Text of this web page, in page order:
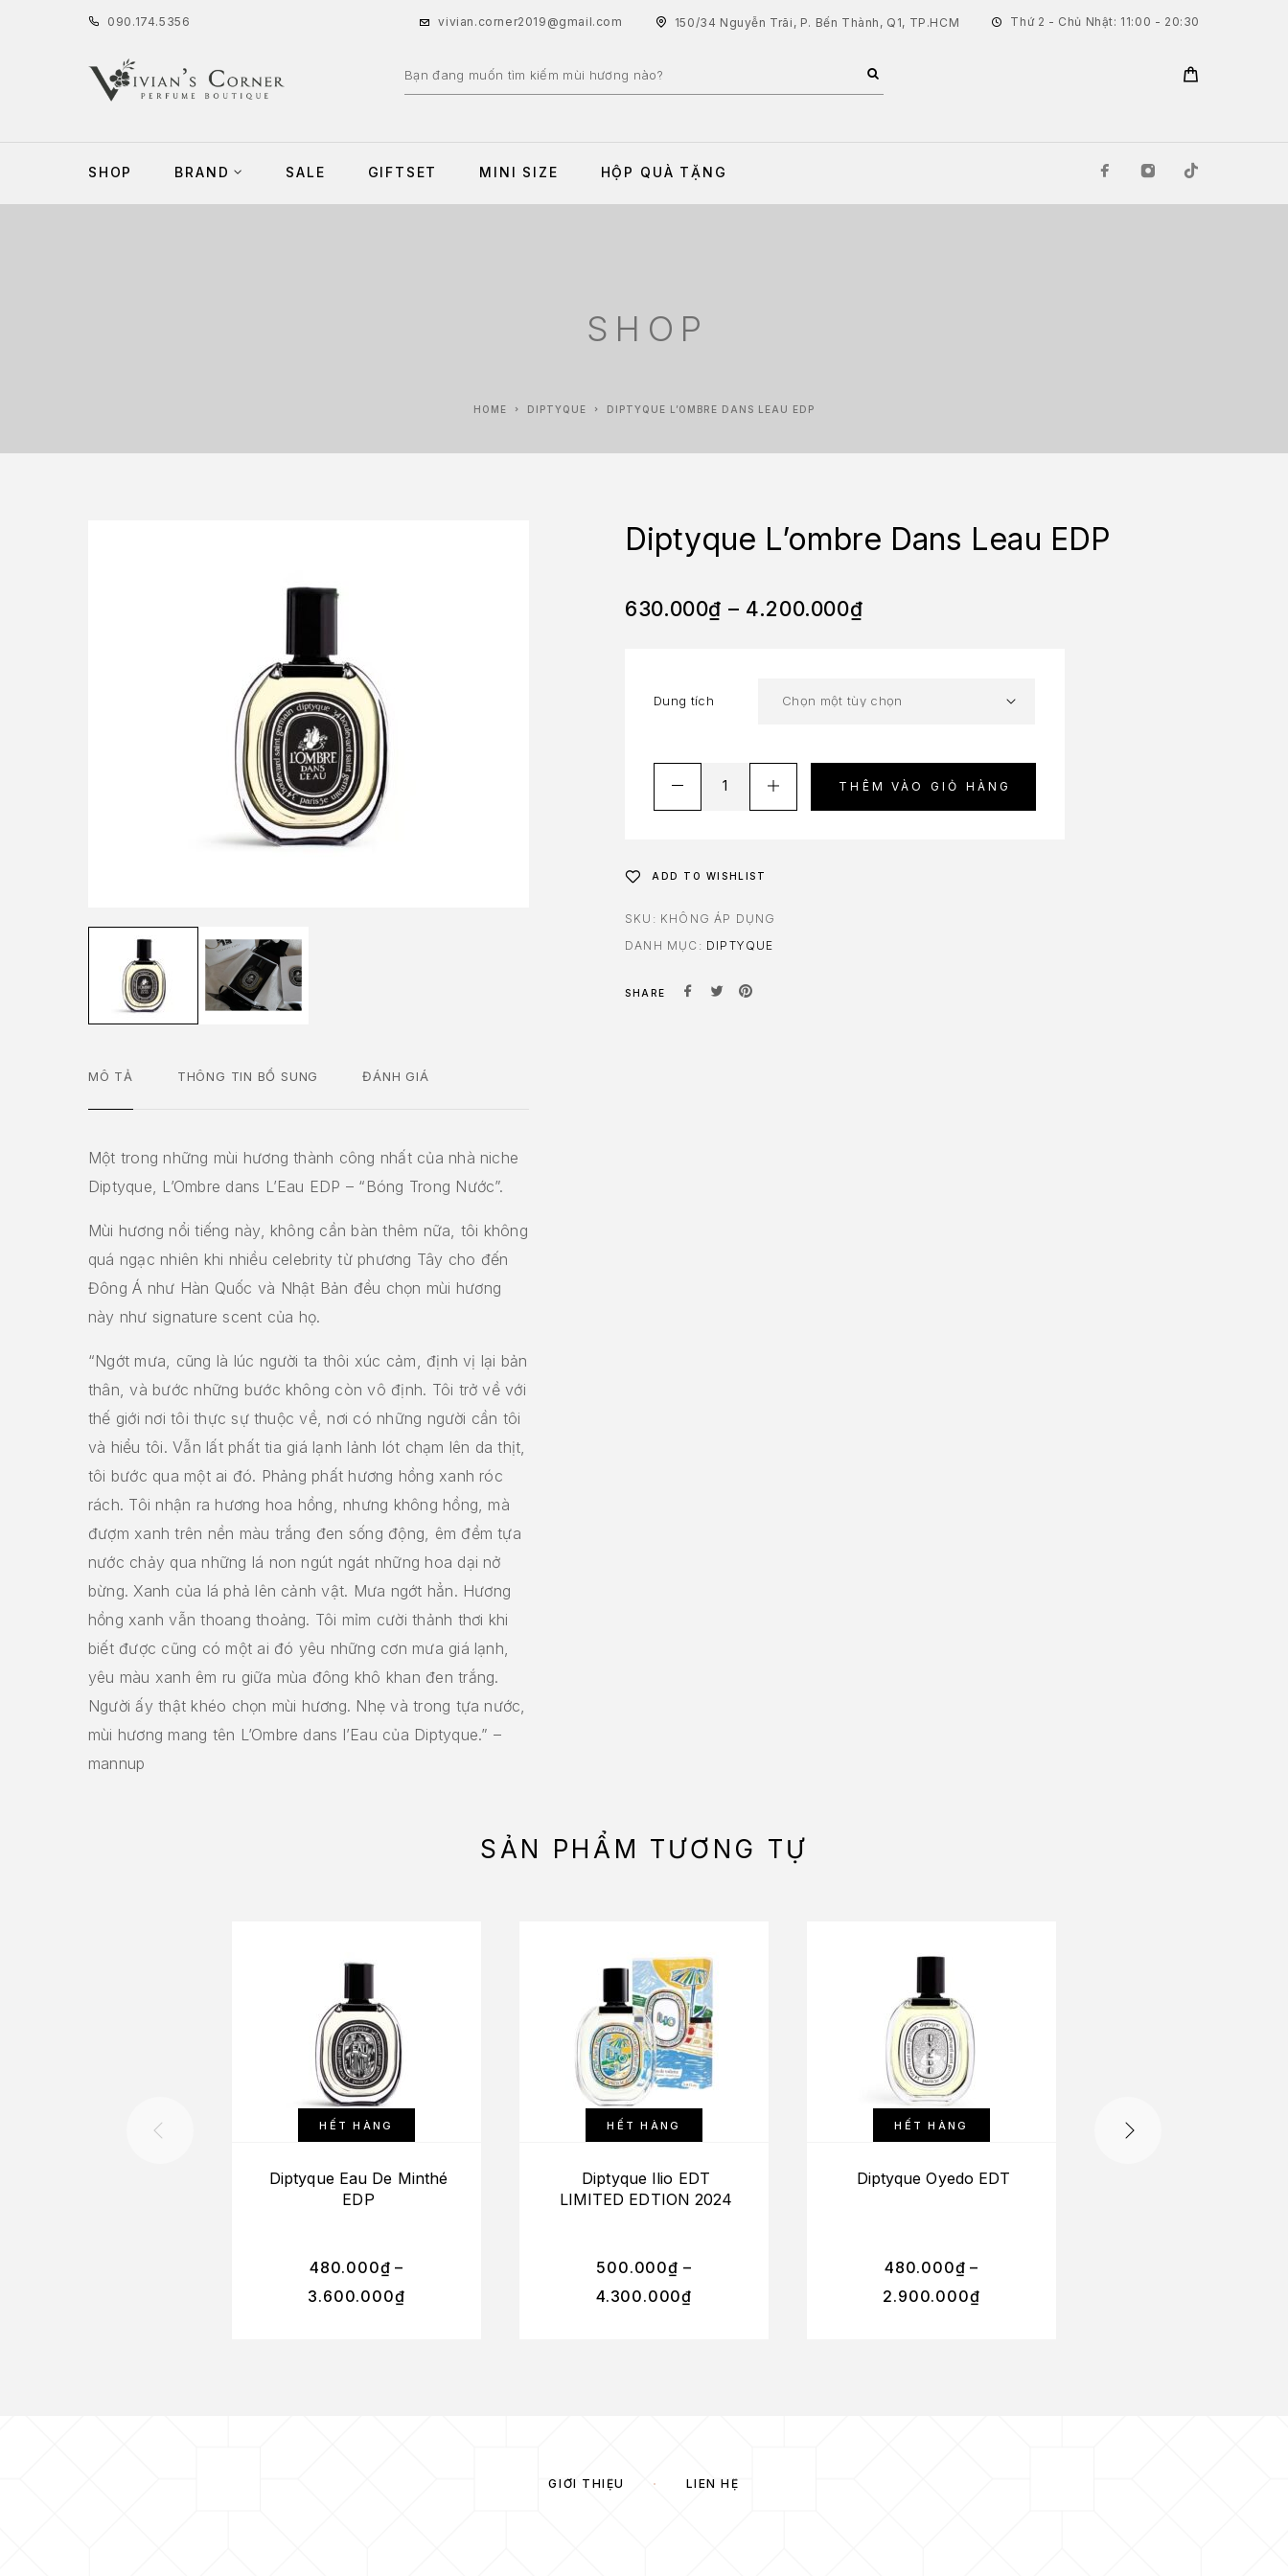
090 .174.5356 vivian.corner2019@gmail.com 150/34 Nguyễn Trãi, P. Bến Thành, Q1, TP.HCM Thứ 2 - Chủ Nhật: 11:00 - 20:30
SHOP BRAND SALE GIFTSET MINI SIZE HỘP QUÀ TẶNG
SHOP
HOME DIPTYQUE DIPTYQUE L’OMBRE DANS LEAU EDP
MÔ TẢ THÔNG TIN BỔ SUNG ĐÁNH GIÁ
Một trong những mùi hương thành công nhất của nhà niche
Diptyque, L’Ombre dans L’Eau EDP – “Bóng Trong Nước”.
Mùi hương nổi tiếng này, không cần bàn thêm nữa, tôi không
quá ngạc nhiên khi nhiều celebrity từ phương Tây cho đến
Đông Á như Hàn Quốc và Nhật Bản đều chọn mùi hương
này như signature scent của họ.
“Ngớt mưa, cũng là lúc người ta thôi xúc cảm, định vị lại bản
thân, và bước những bước không còn vô định. Tôi trở về với
thế giới nơi tôi thực sự thuộc về, nơi có những người cần tôi
và hiểu tôi. Vẫn lất phất tia giá lạnh lảnh lót chạm lên da thịt,
tôi bước qua một ai đó. Phảng phất hương hồng xanh róc
rách. Tôi nhận ra hương hoa hồng, nhưng không hồng, mà
đượm xanh trên nền màu trắng đen sống động, êm đềm tựa
nước chảy qua những lá non ngút ngát những hoa dại nở
bừng. Xanh của lá phả lên cảnh vật. Mưa ngớt hẳn. Hương
hồng xanh vẫn thoang thoảng. Tôi mỉm cười thảnh thơi khi
biết được cũng có một ai đó yêu những cơn mưa giá lạnh,
yêu màu xanh êm ru giữa mùa đông khô khan đen trắng.
Người ấy thật khéo chọn mùi hương. Nhẹ và trong tựa nước,
mùi hương mang tên L’Ombre dans l’Eau của Diptyque.” –
mannup
Diptyque L’ombre Dans Leau EDP
630.000₫ – 4.200.000₫
Dung tích
THÊM VÀO GIỎ HÀNG
ADD TO WISHLIST
SKU: KHÔNG ÁP DỤNG
DANH MỤC: DIPTYQUE
SHARE
SẢN PHẨM TƯƠNG TỰ
HẾT HÀNG
Diptyque Eau De Minthé
EDP
480.000₫ –
3.600.000₫
HẾT HÀNG
Diptyque Ilio EDT
LIMITED EDTION 2024
500.000₫ –
4.300.000₫
HẾT HÀNG
Diptyque Oyedo EDT
480.000₫ –
2.900.000₫
GIỚI THIỆU LIÊN HỆ